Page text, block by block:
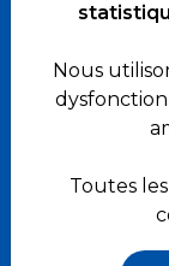
75
Nous
Toutes